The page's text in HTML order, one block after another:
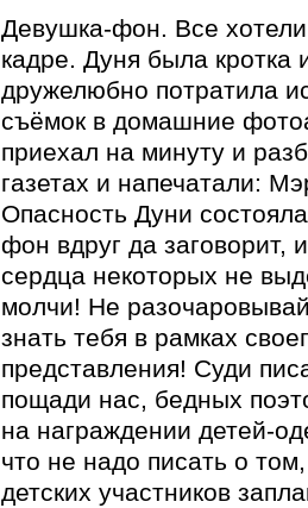
Девушка-фон. Все
кадре. Дуня была кротка
дружелюбно потратила
съёмок в домашние
приехал на минуту и
газетах и напечатали:
Опасность Дуни
фон вдруг да заговорит,
сердца некоторых не
молчи! Не
знать тебя в рамках
представления! Суди
пощади нас, бедных
на награждении детей-
что не надо писать о
детских участников